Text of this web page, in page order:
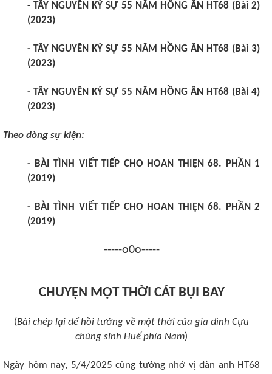
- TÂY NGUYÊN KÝ SỰ 55 NĂM HỒNG ÂN HT68 (Bài 2)
(2023)
- TÂY NGUYÊN KÝ SỰ 55 NĂM HỒNG ÂN HT68 (Bài 3)
(2023)
- TÂY NGUYÊN KÝ SỰ 55 NĂM HỒNG ÂN HT68 (Bài 4)
(2023)
Theo dòng sự kiện:
- BÀI TÌNH VIẾT TIẾP CHO HOAN THIỆN 68. PHẦN 1
(2019)
- BÀI TÌNH VIẾT TIẾP CHO HOAN THIỆN 68. PHẦN 2
(2019)
-----o0o-----
CHUYỆN MỘT THỜI CÁT BỤI BAY
(Bài chép lại để hồi tưởng về một thời của gia đình Cựu
chủng sinh Huế phía Nam)
Ngày hôm nay, 5/4/2025 cùng tưởng nhớ vị đàn anh HT68